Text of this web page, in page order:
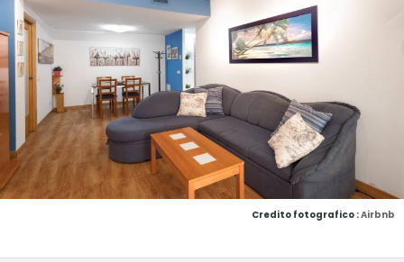
Credito fotografico :Airbnb